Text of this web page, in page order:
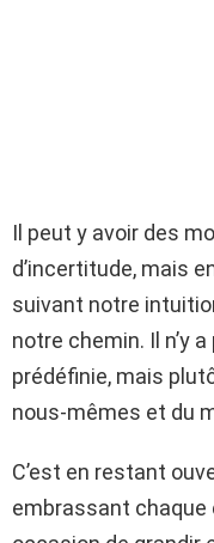
Il peut y avoir des
d’incertitude, mais
suivant notre
notre chemin. Il n’y
prédéfinie, mais
nous-mêmes et du
C’est en restant
embrassant chaque